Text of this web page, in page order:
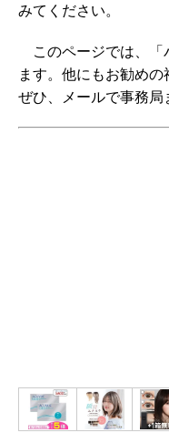
みてください。
このページでは、「
ます。他にもお勧めの
ぜひ、メールで事務局